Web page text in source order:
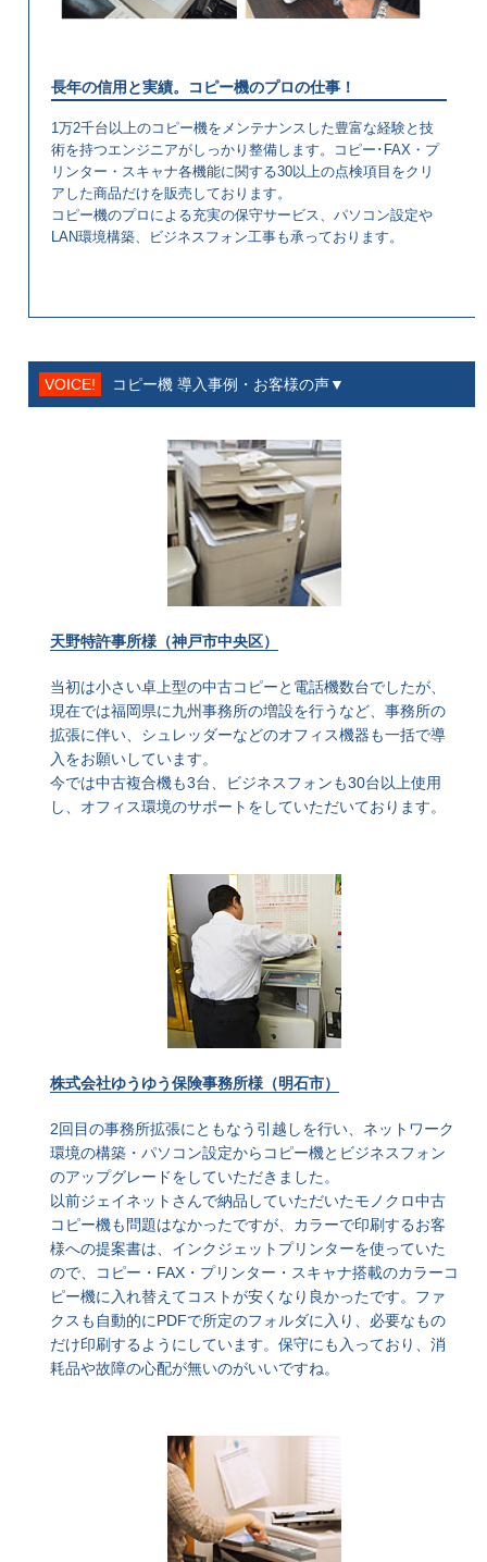
長年の信用と実績。コピー機のプロの仕事！
1万2千台以上のコピー機をメンテナンスした豊富な経験と技
術を持つエンジニアがしっかり整備します。コピー･FAX・プ
リンター・スキャナ各機能に関する30以上の点検項目をクリ
アした商品だけを販売しております。
コピー機のプロによる充実の保守サービス、パソコン設定や
LAN環境構築、ビジネスフォン工事も承っております。
VOICE! コピー機 導入事例・お客様の声▼
天野特許事所様（神戸市中央区）
当初は小さい卓上型の中古コピーと電話機数台でしたが、
現在では福岡県に九州事務所の増設を行うなど、事務所の
拡張に伴い、シュレッダーなどのオフィス機器も一括で導
入をお願いしています。
今では中古複合機も3台、ビジネスフォンも30台以上使用
し、オフィス環境のサポートをしていただいております。
株式会社ゆうゆう保険事務所様（明石市）
2回目の事務所拡張にともなう引越しを行い、ネットワーク
環境の構築・パソコン設定からコピー機とビジネスフォン
のアップグレードをしていただきました。
以前ジェイネットさんで納品していただいたモノクロ中古
コピー機も問題はなかったですが、カラーで印刷するお客
様への提案書は、インクジェットプリンターを使っていた
ので、コピー・FAX・プリンター・スキャナ搭載のカラーコ
ピー機に入れ替えてコストが安くなり良かったです。ファ
クスも自動的にPDFで所定のフォルダに入り、必要なもの
だけ印刷するようにしています。保守にも入っており、消
耗品や故障の心配が無いのがいいですね。